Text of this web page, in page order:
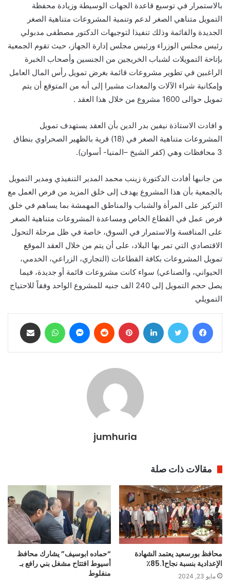
بالاستمرار في توسيع قاعدة الجهات الوسيطة وزيادة محفظة
التمويل متناهي الصغر لدعم وتنمية المشروعات متناهية الصغر
الجديدة والقائمة وذلك تنفيذا لتوجيهات الدكتور مصطفى مدبولي
رئيس مجلس الوزراء ورئيس مجلس إدارة الجهاز، حيث تقوم الجمعية
بإتاحة التمويلات لشباب الخريجين من الجنسين وأصحاب الخبرة
الراغبين في تطوير مشروعات قائمة بغرض تمويل رأس المال العامل
وإمكانية شراء الآلات والمعدات مشيرا إلى أنه من المتوقع أن يتم
تمويل حوالى 1600 مشروع من خلال هذا العقد .
و افادت الاستاذة نيفين بدر الدين بأن العقد يستهدف تمويل
المشروعات متناهية الصغر في (18) قرية بالظهير الصحراوي بنطاق
3 محافظات وهي (كفر الشيخ –المنيا- أسوان).
من جانبها أفادت الدكتورة زينب محمد المدير التنفيذي ومدير التمويل
بالجمعية بأن هذا المشروع يهدف إلى خلق المزيد من فرص العمل مع
التركيز على المرأة والشباب والمناطق المهمشة بما يساهم في خلق
فرص عمل في القطاع الخاص ومساعدة المشروعات متناهية الصغر
على المنافسة والاستمرار في السوق، خاصة في ظل مرحلة التحول
الاقتصادي التي تمر بها البلاد، على أن يتم من خلال العقد الموقع
تمويل المشروعات بكافة القطاعات (التجاري، الزراعي، الخدمي،
الحيواني، والصناعي) سواء كانت مشروعات قائمة أو جديدة، فيما
يصل حجم التمويل إلى 240 الف جنيه للمشروع الواحد وفقاً للاحتياج
التمويلي
فيسبوك تويتر لينكدإن بينتيريست ماسنجر واتساب
jumhuria
مقالات ذات صلة
محافظ بورسعيد يعتمد الشهادة
الإعدادية بنسبة نجاح85.1٪
مايو 23, 2024
“حماده ابوسيف” يشارك محافظ
أسيوط افتتاح مشغل بني رافع بـ
منفلوط